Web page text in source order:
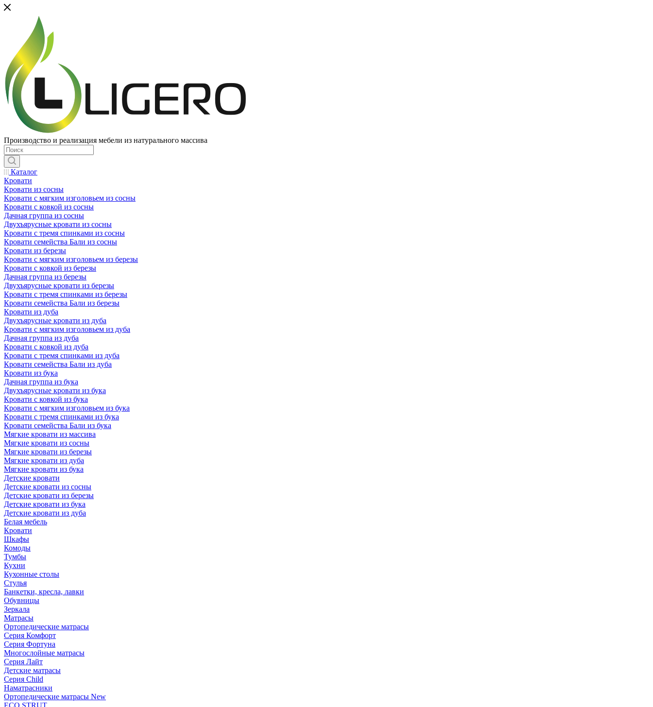
Производство и реализация мебели из натурального массива
Каталог
Кровати
Кровати из сосны
Кровати с мягким изголовьем из сосны
Кровати с ковкой из сосны
Дачная группа из сосны
Двухъярусные кровати из сосны
Кровати с тремя спинками из сосны
Кровати семейства Бали из сосны
Кровати из березы
Кровати с мягким изголовьем из березы
Кровати с ковкой из березы
Дачная группа из березы
Двухъярусные кровати из березы
Кровати с тремя спинками из березы
Кровати семейства Бали из березы
Кровати из дуба
Двухъярусные кровати из дуба
Кровати с мягким изголовьем из дуба
Дачная группа из дуба
Кровати с ковкой из дуба
Кровати с тремя спинками из дуба
Кровати семейства Бали из дуба
Кровати из бука
Дачная группа из бука
Двухъярусные кровати из бука
Кровати с ковкой из бука
Кровати с мягким изголовьем из бука
Кровати с тремя спинками из бука
Кровати семейства Бали из бука
Мягкие кровати из массива
Мягкие кровати из сосны
Мягкие кровати из березы
Мягкие кровати из дуба
Мягкие кровати из бука
Детские кровати
Детские кровати из сосны
Детские кровати из березы
Детские кровати из бука
Детские кровати из дуба
Белая мебель
Кровати
Шкафы
Комоды
Тумбы
Кухни
Кухонные столы
Стулья
Банкетки, кресла, лавки
Обувницы
Зеркала
Матрасы
Ортопедические матрасы
Серия Комфорт
Серия Фортуна
Многослойные матрасы
Серия Лайт
Детские матрасы
Серия Child
Наматрасники
Ортопедические матрасы New
ECO STRUT